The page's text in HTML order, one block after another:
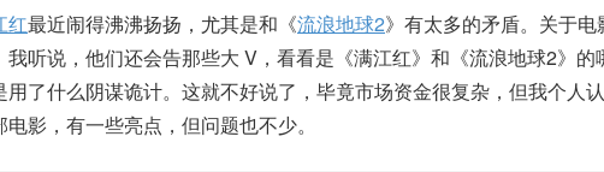
红最近闹得沸沸扬扬，尤其是和《流浪地球2》有太多的矛盾。关于
我听说，他们还会告那些大 V，看看是《满江红》和《流浪地球2》
用了什么阴谋诡计。这就不好说了，毕竟市场资金很复杂，但我个人
电影，有一些亮点，但问题也不少。